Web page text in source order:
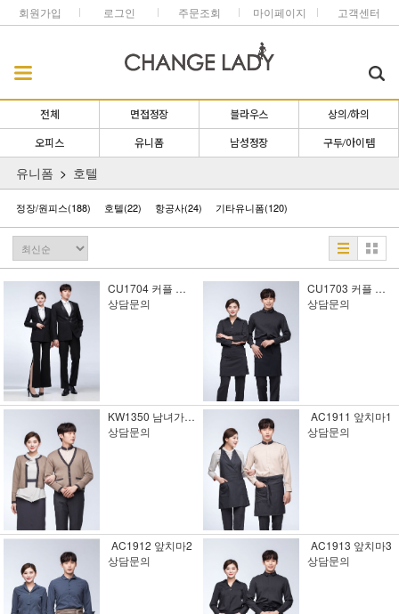
회원가입 로그인 주문조회 마이페이지 고객센터
전체 면접정장 블라우스 상의/하의
오피스 유니폼 남성정장 구두/아이템
유니폼 호텔
정장/원피스(188) 호텔(22) 항공사(24) 기타유니폼(120)
CU1704 커플 유니폼5
상담문의
CU1703 커플 유니폼4
상담문의
KW1350 남녀가디건
상담문의
AC1911 앞치마1
상담문의
AC1912 앞치마2
상담문의
AC1913 앞치마3
상담문의